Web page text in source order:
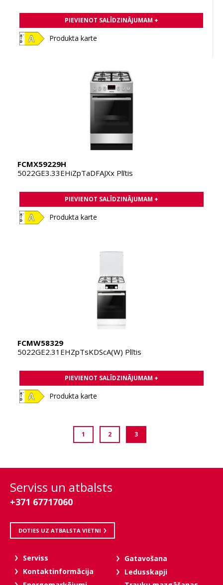
PIEVIENOT SALĪDZINĀJUMAM +
Produkta karte
FCMX59229H
5022GE3.33EHiZpTaDFAJXx Plītis
PIEVIENOT SALĪDZINĀJUMAM +
Produkta karte
FCMW58329
5022GE2.31EHZpTsKDScA(W) Plītis
PIEVIENOT SALĪDZINĀJUMAM +
Produkta karte
1 2 3
Serviss un atbalsts
+371 67717060
DOTIES UZ ATBALSTA VIETNI
Serviss
Kontaktinformācija
Gatavošana
Ledusskapji